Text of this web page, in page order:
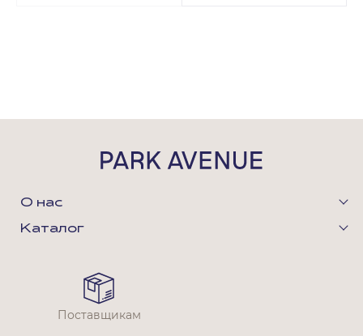
О нас
Каталог
Поставщикам